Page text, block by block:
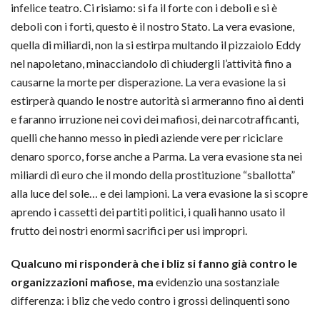
infelice teatro. Ci risiamo: si fa il forte con i deboli e si è
deboli con i forti, questo è il nostro Stato. La vera evasione,
quella di miliardi, non la si estirpa multando il pizzaiolo Eddy
nel napoletano, minacciandolo di chiudergli l’attività fino a
causarne la morte per disperazione. La vera evasione la si
estirperà quando le nostre autorità si armeranno fino ai denti
e faranno irruzione nei covi dei mafiosi, dei narcotrafficanti,
quelli che hanno messo in piedi aziende vere per riciclare
denaro sporco, forse anche a Parma. La vera evasione sta nei
miliardi di euro che il mondo della prostituzione “sballotta”
alla luce del sole… e dei lampioni. La vera evasione la si scopre
aprendo i cassetti dei partiti politici, i quali hanno usato il
frutto dei nostri enormi sacrifici per usi impropri.
Qualcuno mi risponderà che i bliz si fanno già contro le
organizzazioni mafiose, ma evidenzio una sostanziale
differenza: i bliz che vedo contro i grossi delinquenti sono